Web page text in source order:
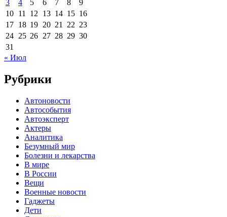
3 4 5 6 7 8
9
10 11 12 13 14 15 16
17 18 19 20 21 22 23
24 25 26 27 28 29 30
31
« Июл
Рубрики
Автоновости
Автособытия
Автоэксперт
Актеры
Аналитика
Безумный мир
Болезни и лекарства
В мире
В России
Вещи
Военные новости
Гаджеты
Дети